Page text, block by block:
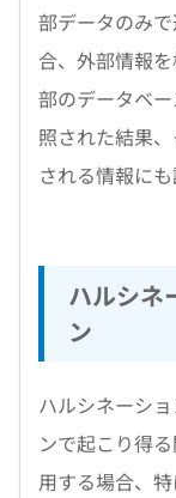
部データのみ
合、外部情報
部のデータベ
照された結果
される情報に
ハルシネ
ン
ハルシネーシ
ンで起こり得
用する場合、